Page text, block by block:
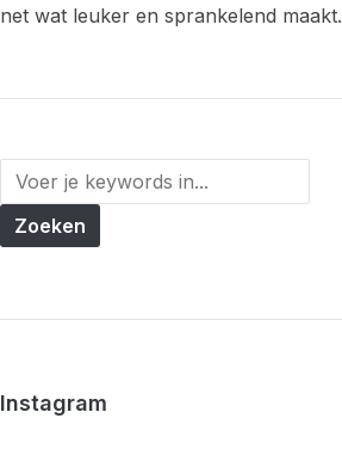
net wat leuker en sprankelend maakt.
Instagram